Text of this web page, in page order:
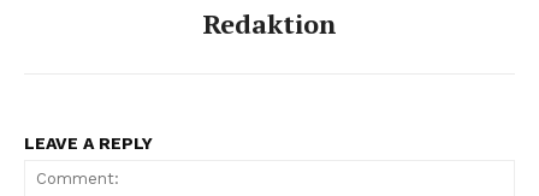
Redaktion
LEAVE A REPLY